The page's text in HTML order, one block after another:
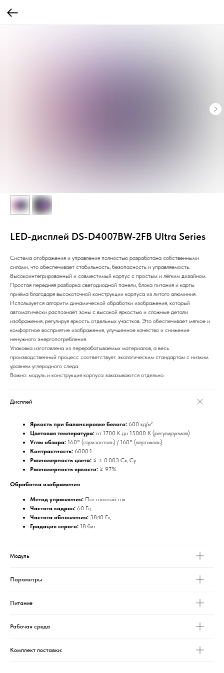
LED-дисплей DS-D4007BW-2FB Ultra Series
Система отображения и управления полностью разработана собственными
силами, что обеспечивает стабильность, безопасность и управляемость.
Высокоинтегрированный и совместимый корпус с простым и лёгким дизайном.
Простая передняя разборка светодиодной панели, блока питания и карты
приёма благодаря высокоточной конструкции корпуса из литого алюминия.
Используется алгоритм динамической обработки изображения, который
автоматически распознаёт зоны с высокой яркостью и сложные детали
изображения, регулируя яркость отдельных участков. Это обеспечивает мягкое и
комфортное восприятие изображения, улучшенное качество и снижение
ненужного энергопотребления.
Упаковка изготовлена из перерабатываемых материалов, а весь
производственный процесс соответствует экологическим стандартам с низким
уровнем углеродного следа.
Важно: модуль и конструкция корпуса заказываются отдельно.
Дисплей
Яркость при балансировке белого: 600 кд/м²
Цветовая температура: от 1700 K до 15000 K (регулируемая)
Углы обзора: 160° (горизонталь) / 160° (вертикаль)
Контрастность: 6000:1
Равномерность цвета: ≤ ± 0.003 Cx, Cy
Равномерность яркости: ≥ 97%
Обработка изображения
Метод управления: Постоянный ток
Частота кадров: 60 Гц
Частота обновления: 3840 Гц
Градация серого: 18 бит
Модуль
Параметры
Питание
Рабочая среда
Комплект поставки: